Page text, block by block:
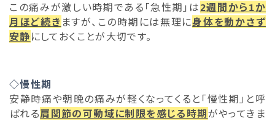
この痛みが激しい時期である「急性期」は2週間から1か
月ほど続き ますが、この時期には無理に身体を動かさず
安静にしておくことが大切です。
◇慢性期
安静時痛や朝晩の痛みが軽くなってくると「慢性期」と呼
ばれる肩関節の可動域に制限を感じる時期がやってきま